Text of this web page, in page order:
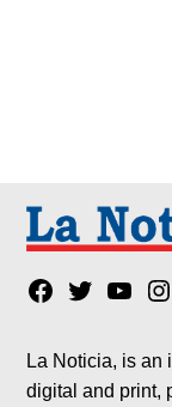
Facebook
Twitter
La Noticia, is an
digital and print,